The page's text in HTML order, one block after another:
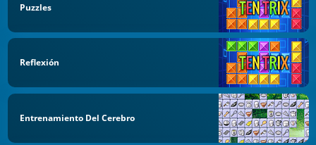
Puzzles
Reflexión
Entrenamiento Del Cerebro